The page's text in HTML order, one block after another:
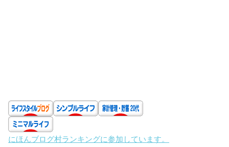
にほんブログ村ランキングに参加しています。